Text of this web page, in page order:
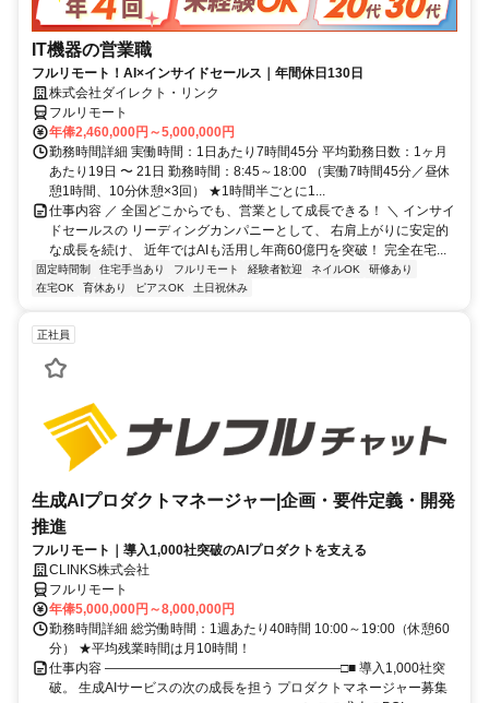
IT機器の営業職
フルリモート！AI×インサイドセールス｜年間休日130日
株式会社ダイレクト・リンク
フルリモート
年俸2,460,000円～5,000,000円
勤務時間詳細 実働時間：1日あたり7時間45分 平均勤務日数：1ヶ月
あたり19日 〜 21日 勤務時間：8:45～18:00 （実働7時間45分／昼休
憩1時間、10分休憩×3回） ★1時間半ごとに1...
仕事内容 ／ 全国どこからでも、営業として成長できる！ ＼ インサイ
ドセールスの リーディングカンパニーとして、 右肩上がりに安定的
な成長を続け、 近年ではAIも活用し年商60億円を突破！ 完全在宅...
固定時間制 住宅手当あり フルリモート 経験者歓迎 ネイルOK
研修あり
在宅OK
育休あり ピアスOK 土日祝休み
正社員
生成AIプロダクトマネージャー|企画・要件定義・開発
推進
フルリモート｜導入1,000社突破のAIプロダクトを支える
CLINKS株式会社
フルリモート
年俸5,000,000円～8,000,000円
勤務時間詳細 総労働時間：1週あたり40時間 10:00～19:00（休憩60
分） ★平均残業時間は月10時間！
仕事内容 ――――――――――――――――――□■ 導入1,000社突
破。 生成AIサービスの次の成長を担う プロダクトマネージャー募集